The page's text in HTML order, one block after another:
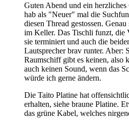
Guten Abend und ein
hab als "Neuer" mal die
diesen Thread gestossen.
im Keller. Das Tischli funzt, die
sie terminiert und auch die
Lautsprecher brav runter. Aber:
Raumschiff gibt es keinen, also
auch keinen Sound, wenn das
würde ich gerne ändern.
Die Taito Platine hat
erhalten, siehe braune Platine.
das grüne Kabel, welches